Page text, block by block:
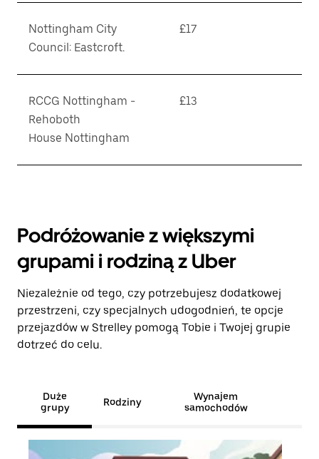
Nottingham City
Council: Eastcroft.
£17
RCCG Nottingham -
Rehoboth
House Nottingham
£13
Podróżowanie z większymi
grupami i rodziną z Uber
Niezależnie od tego, czy potrzebujesz dodatkowej
przestrzeni, czy specjalnych udogodnień, te opcje
przejazdów w Strelley pomogą Tobie i Twojej grupie
dotrzeć do celu.
Duże
grupy
Rodziny
Wynajem
samochodów